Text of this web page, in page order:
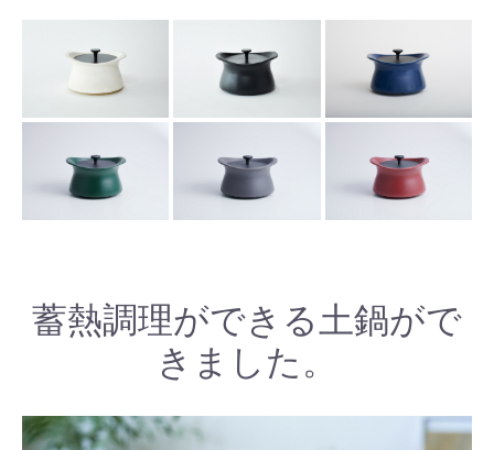
蓄熱調理ができる土鍋がで
きました。